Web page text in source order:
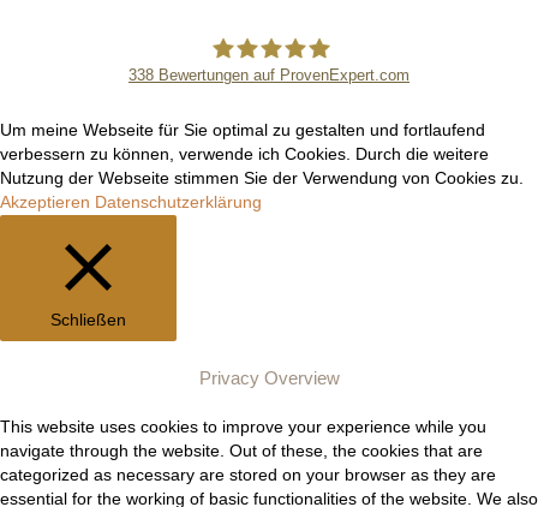
Manuel Epli
338 Bewertungen auf ProvenExpert.com
Um meine Webseite für Sie optimal zu gestalten und fortlaufend
verbessern zu können, verwende ich Cookies. Durch die weitere
Nutzung der Webseite stimmen Sie der Verwendung von Cookies zu.
Akzeptieren Datenschutzerklärung
Schließen
Privacy Overview
This website uses cookies to improve your experience while you
navigate through the website. Out of these, the cookies that are
categorized as necessary are stored on your browser as they are
essential for the working of basic functionalities of the website. We also